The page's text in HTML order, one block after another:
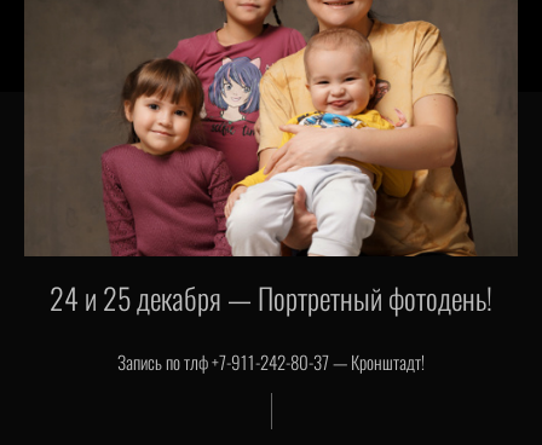
24 и 25 декабря — Портретный фотодень!
Запись по тлф +7-911-242-80-37 — Кронштадт!